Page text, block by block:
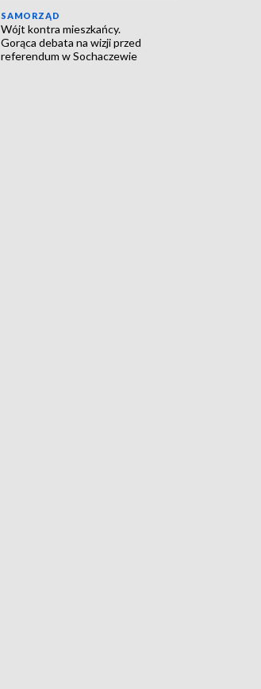
SAMORZĄD
Wójt kontra mieszkańcy.
Gorąca debata na wizji przed
referendum w Sochaczewie